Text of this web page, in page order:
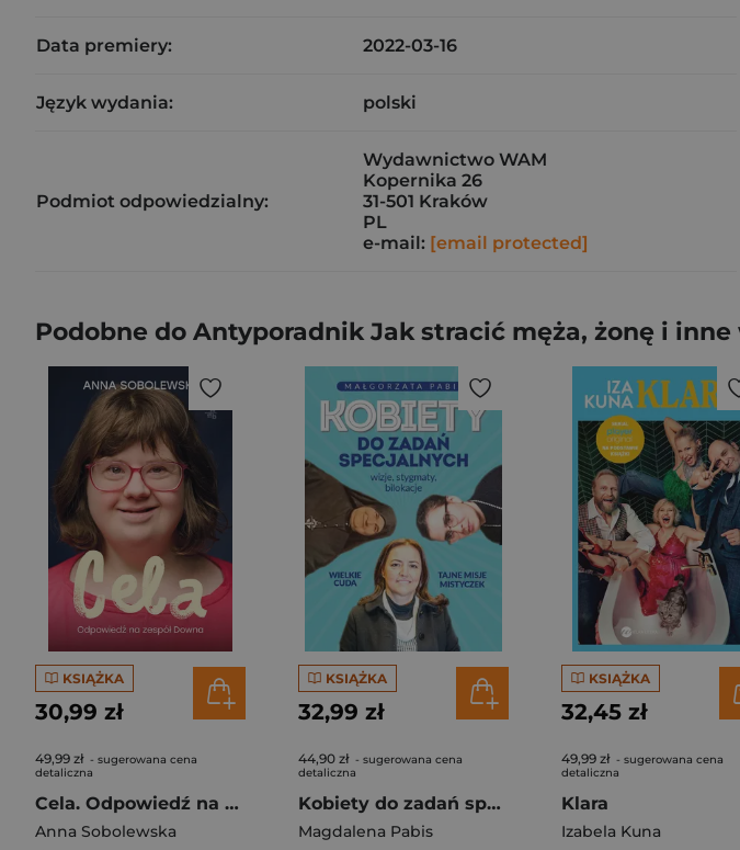
Data premiery: 2022-03-16
Język wydania: polski
Podmiot odpowiedzialny:
Wydawnictwo WAM
Kopernika 26
31-501 Kraków
PL
e-mail: [email protected]
Podobne do Antyporadnik Jak stracić męża, żonę i inne
KSIĄŻKA
30,99 zł
49,99 zł - sugerowana cena
detaliczna
Cela. Odpowiedź na zespół Downa
Anna Sobolewska
KSIĄŻKA
32,99 zł
44,90 zł - sugerowana cena
detaliczna
Kobiety do zadań specjalnych
Magdalena Pabis
KSIĄŻKA
32,45 zł
49,99 zł - sugerowana cena
detaliczna
Klara
Izabela Kuna